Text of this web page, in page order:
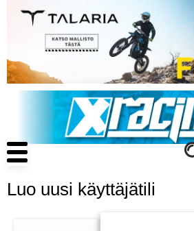
pääsisältöön
Käyttäjätunnus
Main
navigation
Luo uusi käyttäjätili